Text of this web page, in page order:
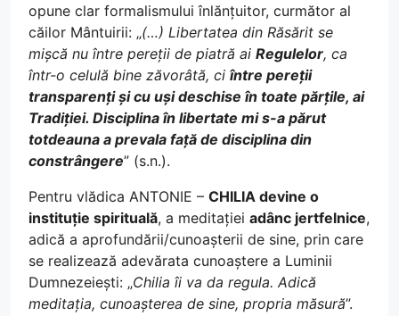
opune clar formalismului înlănțuitor, curmător al
căilor Mântuirii: „(…) Libertatea din Răsărit se
mișcă nu între pereții de piatră ai Regulelor, ca
într-o celulă bine zăvorâtă, ci între pereții
transparenți și cu uși deschise în toate părțile, ai
Tradiției. Disciplina în libertate mi s-a părut
totdeauna a prevala față de disciplina din
constrângere” (s.n.).
Pentru vlădica ANTONIE – CHILIA devine o
instituție spirituală, a meditației adânc jertfelnice,
adică a aprofundării/cunoașterii de sine, prin care
se realizează adevărata cunoaștere a Luminii
Dumnezeiești: „Chilia îi va da regula. Adică
meditația, cunoașterea de sine, propria măsură”.